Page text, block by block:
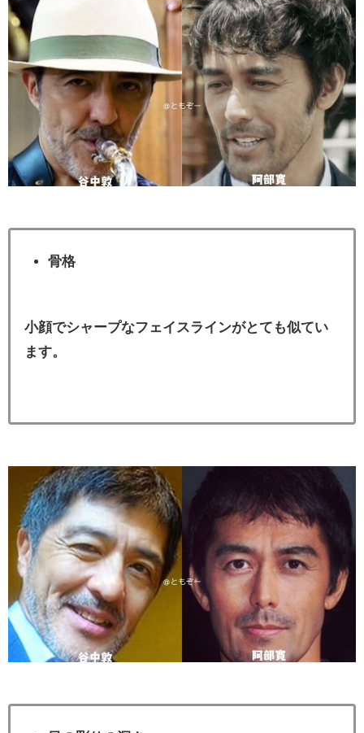
骨格
小顔でシャープなフェイスラインがとても似てい
ます。